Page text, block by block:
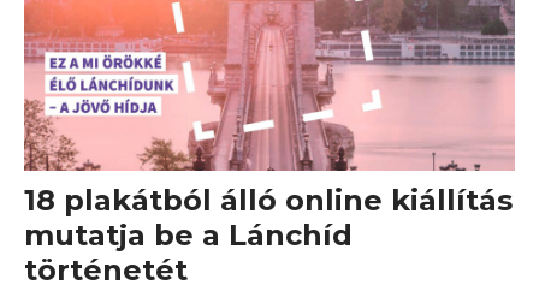
18 plakátból álló online kiállítás
mutatja be a Lánchíd
történetét